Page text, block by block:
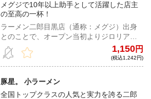
メグジで10年以上助手として活躍した店主
の至高の一杯！
ラーメン二郎目黒店（通称：メグジ）出身
とのことで、オープン当初よりジロリアン
の間で話題沸騰。瞬く間に有名店への仲間
入りを果たした非乳化の最高峰とも名高い
同店の渾身の一杯！
1,150円
(税込1,242円)
豚星。 小ラーメン
全国トップクラスの人気と実力を誇る二郎